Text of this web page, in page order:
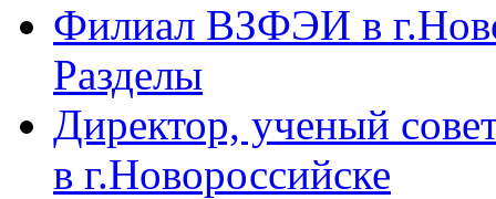
Филиал ВЗФЭИ в
Разделы
Директор, ученый
в г.Новороссийске